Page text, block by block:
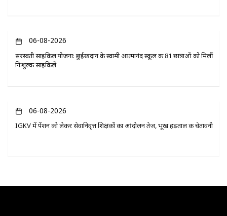
06-08-2026
सरस्वती साइकिल योजना: छुईखदान के स्वामी आत्मानंद स्कूल की 81 छात्राओं को मिलीं
निःशुल्क साइकिलें
06-08-2026
IGKV में पेंशन को लेकर सेवानिवृत्त शिक्षकों का आंदोलन तेज, भूख हड़ताल की चेतावनी